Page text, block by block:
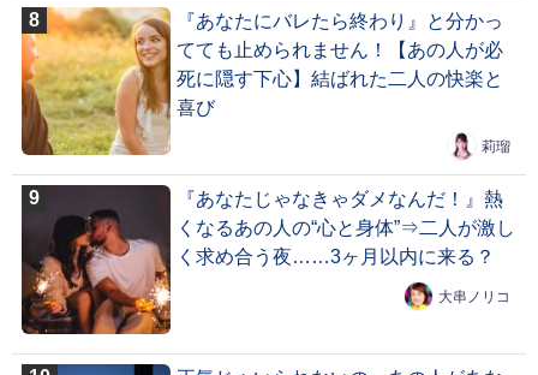
『あなたにバレたら終わり』と分かっ
てても止められません！【あの人が必
死に隠す下心】結ばれた二人の快楽と
喜び
莉瑠
『あなたじゃなきゃダメなんだ！』熱
くなるあの人の“心と身体”⇒二人が激し
く求め合う夜……3ヶ月以内に来る？
大串ノリコ